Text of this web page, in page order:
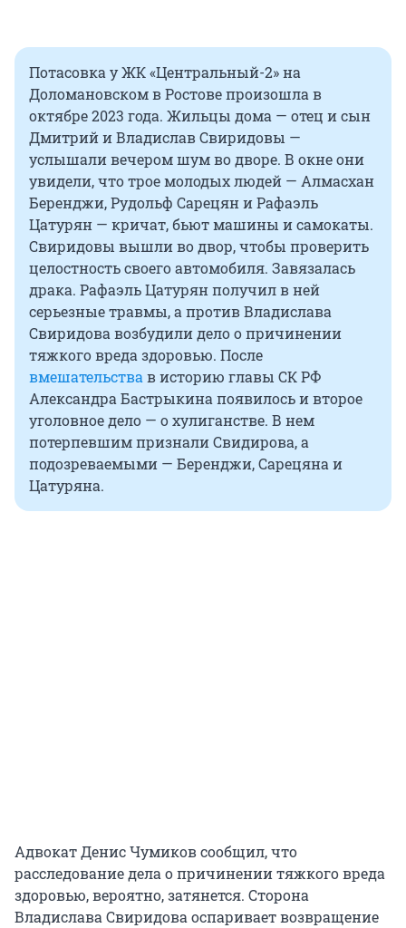
Потасовка у ЖК «Центральный-2» на
Доломановском в Ростове произошла в
октябре 2023 года. Жильцы дома — отец и сын
Дмитрий и Владислав Свиридовы —
услышали вечером шум во дворе. В окне они
увидели, что трое молодых людей — Алмасхан
Беренджи, Рудольф Сарецян и Рафаэль
Цатурян — кричат, бьют машины и самокаты.
Свиридовы вышли во двор, чтобы проверить
целостность своего автомобиля. Завязалась
драка. Рафаэль Цатурян получил в ней
серьезные травмы, а против Владислава
Свиридова возбудили дело о причинении
тяжкого вреда здоровью. После
вмешательствав историю главы СК РФ
Александра Бастрыкина появилось и второе
уголовное дело — о хулиганстве. В нем
потерпевшим признали Свидирова, а
подозреваемыми — Беренджи, Сарецяна и
Цатуряна.
Адвокат Денис Чумиков сообщил, что
расследование дела о причинении тяжкого вреда
здоровью, вероятно, затянется. Сторона
Владислава Свиридова оспаривает возвращение